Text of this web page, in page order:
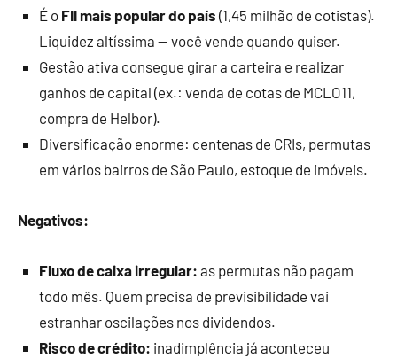
É o FII mais popular do país (1,45 milhão de cotistas).
Liquidez altíssima — você vende quando quiser.
Gestão ativa consegue girar a carteira e realizar
ganhos de capital (ex.: venda de cotas de MCLO11,
compra de Helbor).
Diversificação enorme: centenas de CRIs, permutas
em vários bairros de São Paulo, estoque de imóveis.
Negativos:
Fluxo de caixa irregular: as permutas não pagam
todo mês. Quem precisa de previsibilidade vai
estranhar oscilações nos dividendos.
Risco de crédito: inadimplência já aconteceu